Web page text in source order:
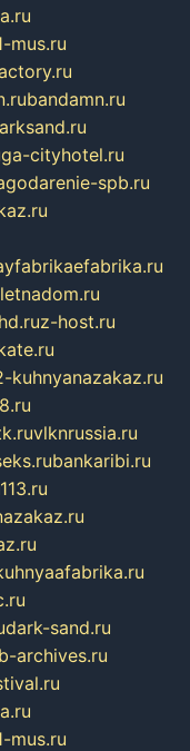
mus.ru
bandamn.ru
cityhotel.ru
spb.ru
z-host.ru
kuhnyanazakaz.ru
vlknrussia.ru
bankaribi.ru
dark-sand.ru
archives.ru
mus.ru